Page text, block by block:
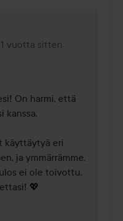
työntekijä.
1 vuotta sitten
Kommentti lisättiin 1 vuotta
On harmi, että
kanssa.
käyttäytyä eri
ja ymmärrämme,
ei ole toivottu.
💖